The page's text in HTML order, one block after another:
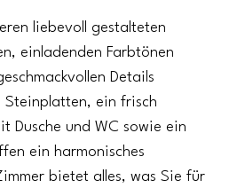
liebevoll gestalteten
einladenden Farbtönen
Details
Steinplatten, ein frisch
Dusche und WC sowie ein
ein harmonisches
bietet alles, was Sie für